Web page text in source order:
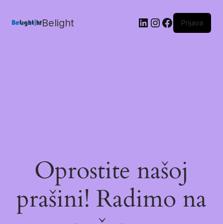
Belight Prijava
Oprostite našoj
prašini! Radimo na